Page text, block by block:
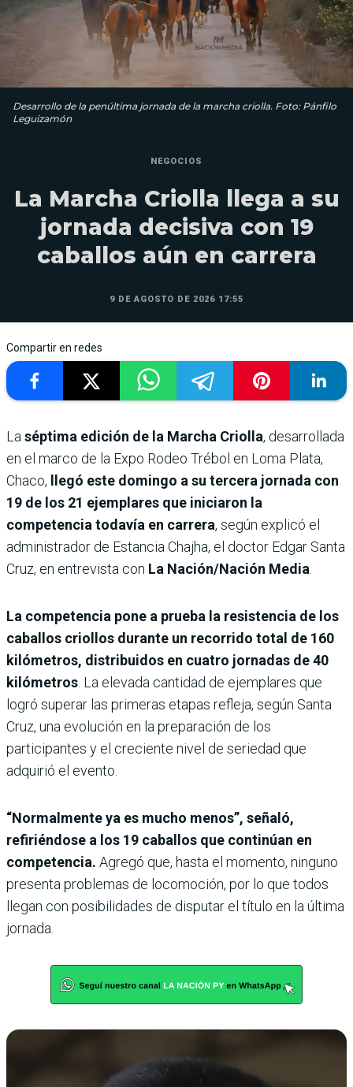
Desarrollo de la penúltima jornada de la marcha criolla. Foto: Pánfilo
Leguizamón
NEGOCIOS
La Marcha Criolla llega a su
jornada decisiva con 19
caballos aún en carrera
9 DE AGOSTO DE 2026 17:55
Compartir en redes
La séptima edición de la Marcha Criolla, desarrollada
en el marco de la Expo Rodeo Trébol en Loma Plata,
Chaco, llegó este domingo a su tercera jornada con
19 de los 21 ejemplares que iniciaron la
competencia todavía en carrera, según explicó el
administrador de Estancia Chajha, el doctor Edgar Santa
Cruz, en entrevista con La Nación/Nación Media
La competencia pone a prueba la resistencia de los
caballos criollos durante un recorrido total de 160
kilómetros, distribuidos en cuatro jornadas de 40
kilómetros . La elevada cantidad de ejemplares que
logró superar las primeras etapas refleja, según Santa
Cruz, una evolución en la preparación de los
participantes y el creciente nivel de seriedad que
adquirió el evento.
“Normalmente ya es mucho menos”, señaló,
refiriéndose a los 19 caballos que continúan en
competencia. Agregó que, hasta el momento, ninguno
presenta problemas de locomoción, por lo que todos
llegan con posibilidades de disputar el título en la última
jornada.